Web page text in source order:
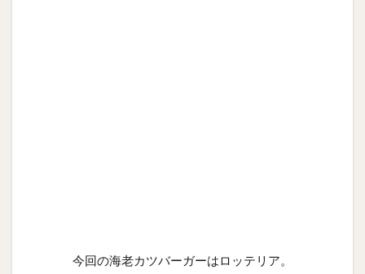
今回の海老カツバーガーはロッテリア。